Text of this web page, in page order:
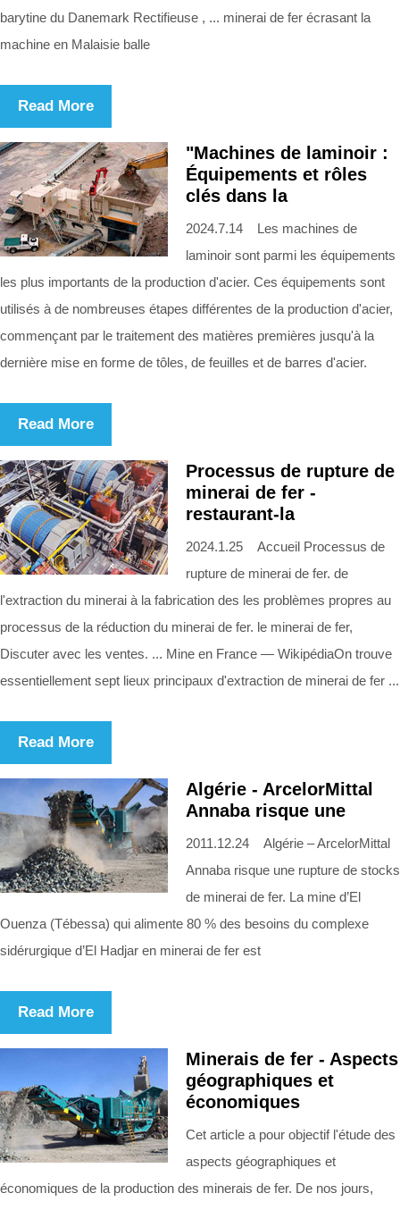
barytine du Danemark Rectifieuse , ... minerai de fer écrasant la
machine en Malaisie balle
Read More
"Machines de laminoir :
Équipements et rôles
clés dans la
2024.7.14 Les machines de
laminoir sont parmi les équipements
les plus importants de la production d'acier. Ces équipements sont
utilisés à de nombreuses étapes différentes de la production d'acier,
commençant par le traitement des matières premières jusqu'à la
dernière mise en forme de tôles, de feuilles et de barres d'acier.
Read More
Processus de rupture de
minerai de fer -
restaurant-la
2024.1.25 Accueil Processus de
rupture de minerai de fer. de
l'extraction du minerai à la fabrication des les problèmes propres au
processus de la réduction du minerai de fer. le minerai de fer,
Discuter avec les ventes. ... Mine en France — WikipédiaOn trouve
essentiellement sept lieux principaux d'extraction de minerai de fer ...
Read More
Algérie - ArcelorMittal
Annaba risque une
2011.12.24 Algérie – ArcelorMittal
Annaba risque une rupture de stocks
de minerai de fer. La mine d’El
Ouenza (Tébessa) qui alimente 80 % des besoins du complexe
sidérurgique d’El Hadjar en minerai de fer est
Read More
Minerais de fer - Aspects
géographiques et
économiques
Cet article a pour objectif l'étude des
aspects géographiques et
économiques de la production des minerais de fer. De nos jours,